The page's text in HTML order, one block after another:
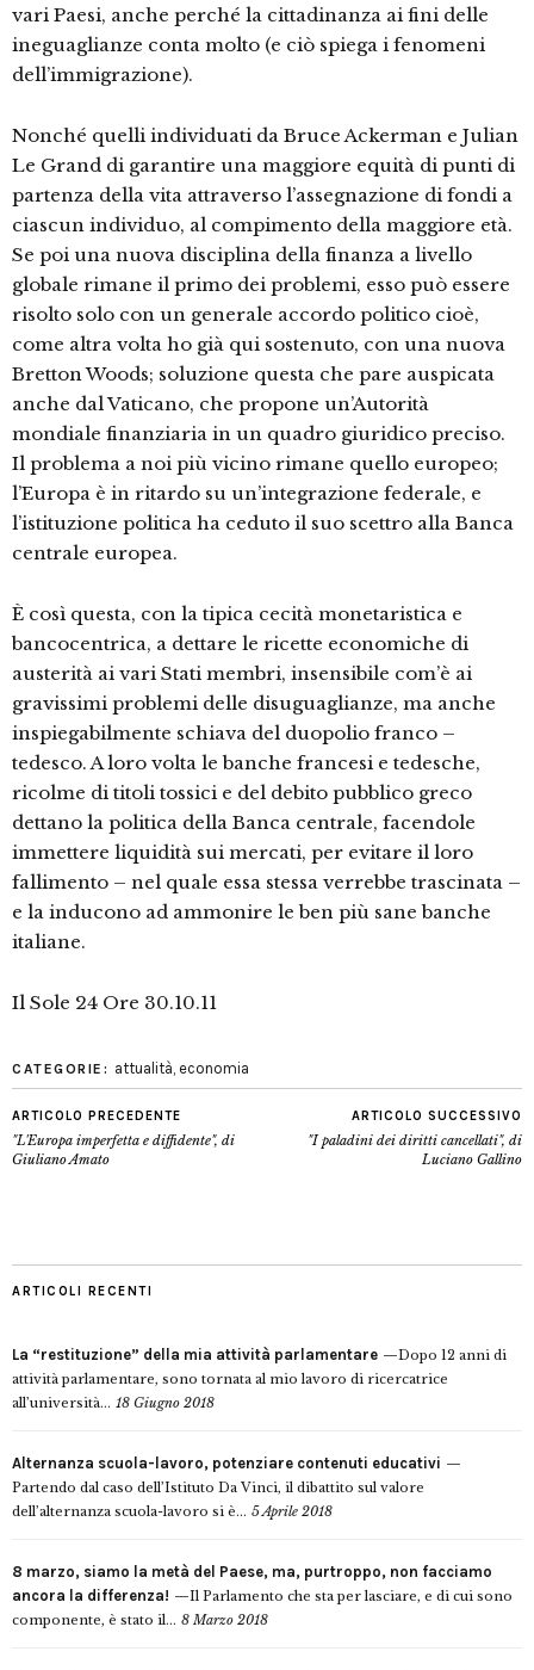
vari Paesi, anche perché la cittadinanza ai fini delle
ineguaglianze conta molto (e ciò spiega i fenomeni
dell’immigrazione).
Nonché quelli individuati da Bruce Ackerman e Julian
Le Grand di garantire una maggiore equità di punti di
partenza della vita attraverso l’assegnazione di fondi a
ciascun individuo, al compimento della maggiore età.
Se poi una nuova disciplina della finanza a livello
globale rimane il primo dei problemi, esso può essere
risolto solo con un generale accordo politico cioè,
come altra volta ho già qui sostenuto, con una nuova
Bretton Woods; soluzione questa che pare auspicata
anche dal Vaticano, che propone un’Autorità
mondiale finanziaria in un quadro giuridico preciso.
Il problema a noi più vicino rimane quello europeo;
l’Europa è in ritardo su un’integrazione federale, e
l’istituzione politica ha ceduto il suo scettro alla Banca
centrale europea.
È così questa, con la tipica cecità monetaristica e
bancocentrica, a dettare le ricette economiche di
austerità ai vari Stati membri, insensibile com’è ai
gravissimi problemi delle disuguaglianze, ma anche
inspiegabilmente schiava del duopolio franco –
tedesco. A loro volta le banche francesi e tedesche,
ricolme di titoli tossici e del debito pubblico greco
dettano la politica della Banca centrale, facendole
immettere liquidità sui mercati, per evitare il loro
fallimento – nel quale essa stessa verrebbe trascinata –
e la inducono ad ammonire le ben più sane banche
italiane.
Il Sole 24 Ore 30.10.11
CATEGORIE: attualità, economia
ARTICOLO PRECEDENTE
"L'Europa imperfetta e diffidente", di
Giuliano Amato
ARTICOLO SUCCESSIVO
"I paladini dei diritti cancellati", di
Luciano Gallino
ARTICOLI RECENTI
La “restituzione” della mia attività parlamentare
Dopo 12 anni di
attività parlamentare, sono tornata al mio lavoro di ricercatrice
all’università... 18 Giugno 2018
Alternanza scuola-lavoro, potenziare contenuti educativi
Partendo dal caso dell’Istituto Da Vinci, il dibattito sul valore
dell’alternanza scuola-lavoro si è... 5 Aprile 2018
8 marzo, siamo la metà del Paese, ma, purtroppo, non facciamo
ancora la differenza!
Il Parlamento che sta per lasciare, e di cui sono
componente, è stato il... 8 Marzo 2018